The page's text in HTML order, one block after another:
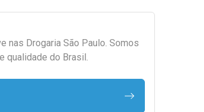
nas Drogaria São Paulo. Somos
qualidade do Brasil.